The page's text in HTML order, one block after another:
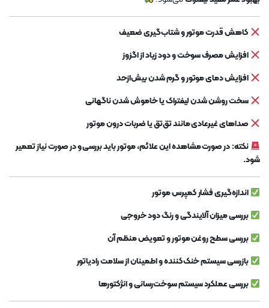
کاهش قدرت موتور و شتاب‌گیری ضعیف
افزایش مصرف سوخت و دود زیاد از اگزوز
افزایش دمای موتور و گرم شدن بیش‌ازحد
سخت روشن شدن لیفتراک یا خاموش شدن ناگهانی
صداهای غیرعادی مانند تق‌تق یا ضربات درون موتور
نکته:در صورت مشاهده این علائم، موتور باید بررسی و در صورت نیاز تعمیر
شود.
اندازه‌گیری فشار کمپرس موتور
بررسی میزان آلایندگی و رنگ دود خروجی
بررسی سطح روغن موتور و تعویض منظم آن
بازرسی سیستم خنک‌کننده و اطمینان از سلامت رادیاتور
بررسی عملکرد سیستم سوخت‌رسانی و انژکتورها